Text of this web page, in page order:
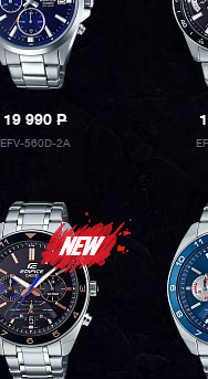
19 990P
EFV-560D-2A